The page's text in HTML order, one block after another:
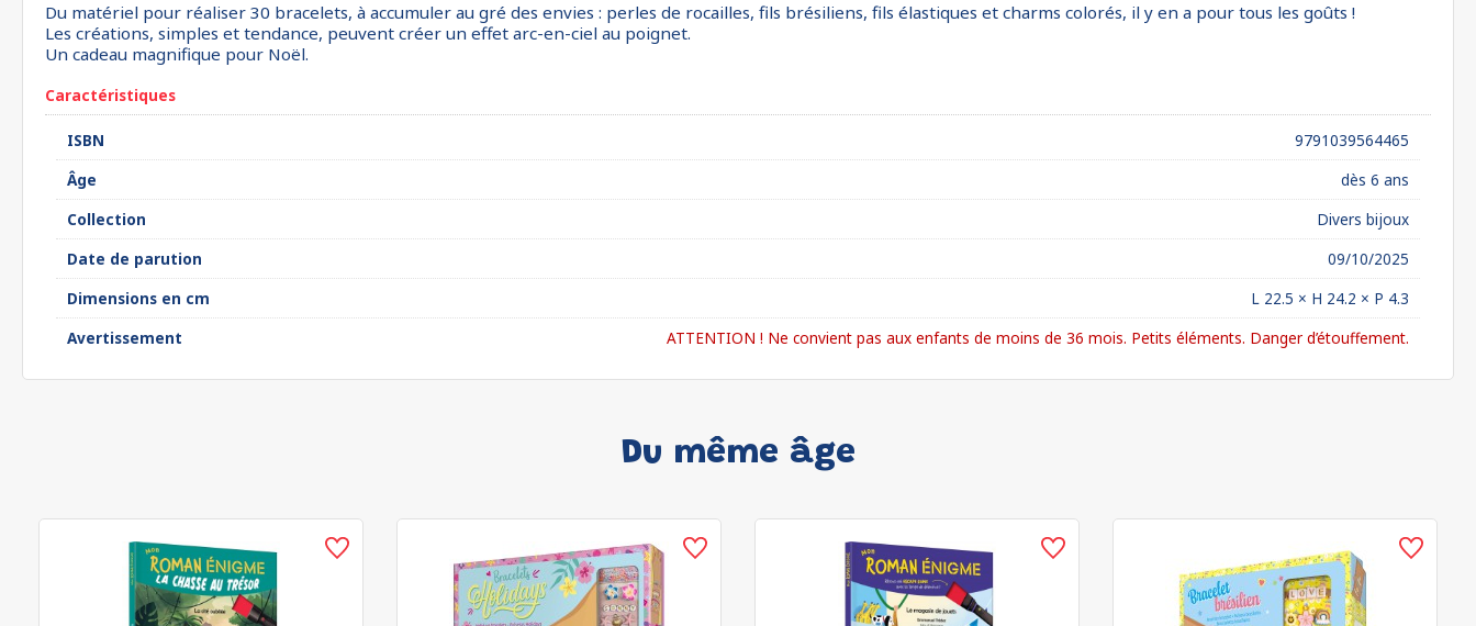
Du matériel pour réaliser 30 bracelets, à accumuler au gré des envies : perles de rocailles, fils brésiliens, fils élastiques et charms colorés, il y en a pour tous les goûts !
Les créations, simples et tendance, peuvent créer un effet arc-en-ciel au poignet.
Un cadeau magnifique pour Noël.
Caractéristiques
ISBN
9791039564465
Âge
dès 6 ans
Collection
Divers bijoux
Date de parution
09/10/2025
Dimensions en cm
L 22.5 × H 24.2 × P 4.3
Avertissement
ATTENTION ! Ne convient pas aux enfants de moins de 36 mois. Petits éléments. Danger d’étouffement.
Du même âge